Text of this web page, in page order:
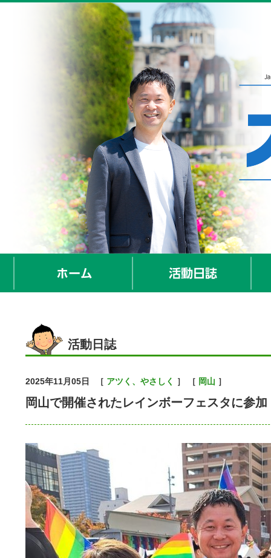
活動日誌
2025年11月05日 ［ アツく、やさしく ］ ［ 岡山 ］
岡山で開催されたレインボーフェスタに参加